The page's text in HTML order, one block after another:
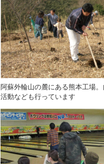
阿蘇外輪山の麓にある熊本工場
活動なども行っています